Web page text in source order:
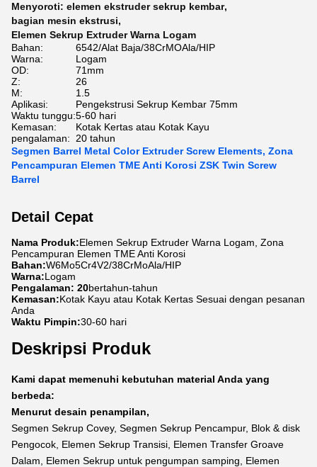
Menyoroti: elemen ekstruder sekrup kembar,
bagian mesin ekstrusi,
Elemen Sekrup Extruder Warna Logam
Bahan:
6542/Alat Baja/38CrMOAla/HIP
Warna:
Logam
OD:
71mm
Z:
26
M:
1.5
Aplikasi:
Pengekstrusi Sekrup Kembar 75mm
Waktu tunggu:5-60 hari
Kemasan:
Kotak Kertas atau Kotak Kayu
pengalaman:
20 tahun
Segmen Barrel Metal Color Extruder Screw Elements, Zona
Pencampuran Elemen TME Anti Korosi ZSK Twin Screw
Barrel
Detail Cepat
Nama Produk:Elemen Sekrup Extruder Warna Logam, Zona
Pencampuran Elemen TME Anti Korosi
Bahan:W6Mo5Cr4V2/38CrMoAla/HIP
Warna:Logam
Pengalaman: 20bertahun-tahun
Kemasan:Kotak Kayu atau Kotak Kertas Sesuai dengan pesanan
Anda
Waktu Pimpin:30-60 hari
Deskripsi Produk
Kami dapat memenuhi kebutuhan material Anda yang
berbeda:
Menurut desain penampilan,
Segmen Sekrup Covey, Segmen Sekrup Pencampur, Blok & disk
Pengocok, Elemen Sekrup Transisi, Elemen Transfer Groave
Dalam, Elemen Sekrup untuk pengumpan samping, Elemen